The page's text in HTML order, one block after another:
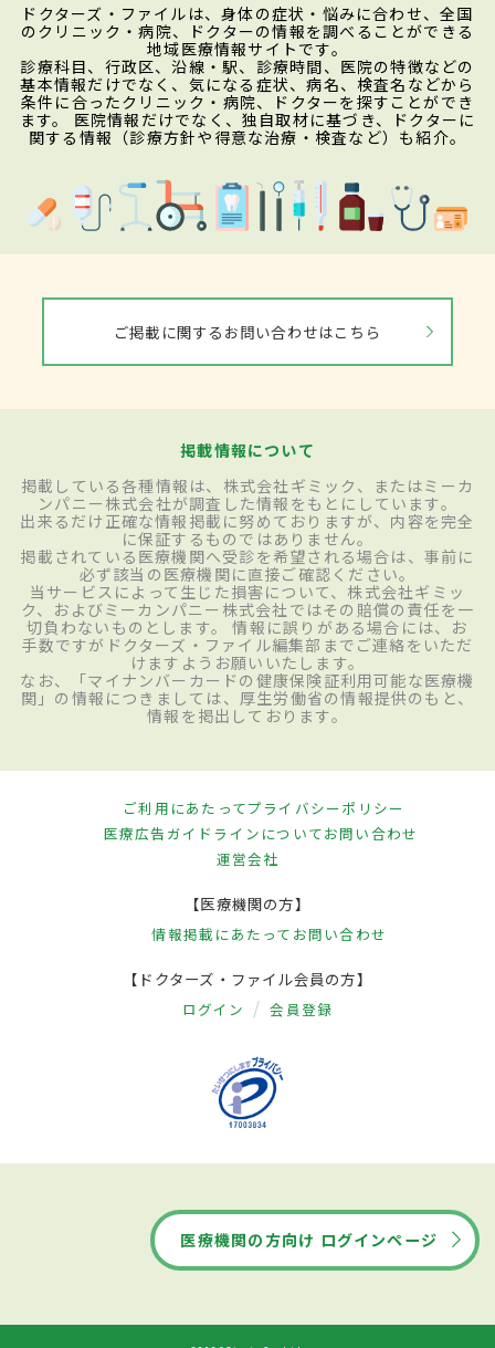
ドクターズ・ファイルは、身体の症状・悩みに合わせ、全国
のクリニック・病院、ドクターの情報を調べることができる
地域医療情報サイトです。
診療科目、行政区、沿線・駅、診療時間、医院の特徴などの
基本情報だけでなく、気になる症状、病名、検査名などから
条件に合ったクリニック・病院、ドクターを探すことができ
ます。 医院情報だけでなく、独自取材に基づき、ドクターに
関する情報（診療方針や得意な治療・検査など）も紹介。
ご掲載に関するお問い合わせはこちら
掲載情報について
掲載している各種情報は、株式会社ギミック、またはミーカ
ンパニー株式会社が調査した情報をもとにしています。
出来るだけ正確な情報掲載に努めておりますが、内容を完全
に保証するものではありません。
掲載されている医療機関へ受診を希望される場合は、事前に
必ず該当の医療機関に直接ご確認ください。
当サービスによって生じた損害について、株式会社ギミッ
ク、およびミーカンパニー株式会社ではその賠償の責任を一
切負わないものとします。 情報に誤りがある場合には、お
手数ですがドクターズ・ファイル編集部までご連絡をいただ
けますようお願いいたします。
なお、「マイナンバーカードの健康保険証利用可能な医療機
関」の情報につきましては、厚生労働省の情報提供のもと、
情報を掲出しております。
ご利用にあたってプライバシーポリシー
医療広告ガイドラインについてお問い合わせ
運営会社
【医療機関の方】
情報掲載にあたって お問い合わせ
【ドクターズ・ファイル会員の方】
ログイン 会員登録
医療機関の方向け ログインページ